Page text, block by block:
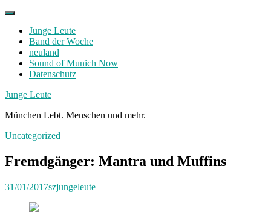
Skip
contentJunge Leute
Band der Woche
neuland
Sound of Munich Now
Datenschutz
Facebook
Twitter
Instagram
Junge Leute
München Lebt. Menschen und mehr.
Uncategorized
Fremdgänger: Mantra und Muffins
31/01/2017szjungeleute